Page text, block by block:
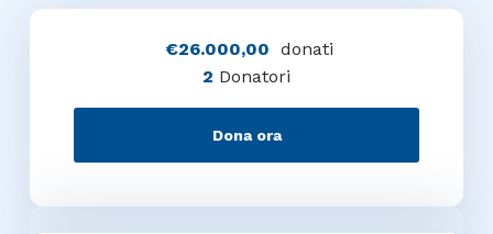
€26.000,00 donati
2 Donatori
Dona ora